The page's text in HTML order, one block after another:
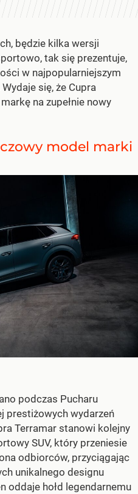
będzie kilka wersji
tak się prezentuje,
w najpopularniejszym
się, że Cupra
na zupełnie nowy
model marki
podczas Pucharu
prestiżowych wydarzeń
Terramar stanowi kolejny
SUV, który przeniesie
odbiorców, przyciągając
unikalnego designu
oddaje hołd legendarnemu